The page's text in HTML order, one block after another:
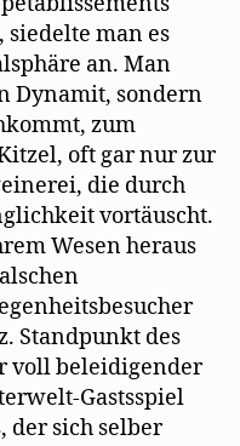
man es
an. Man
Dynamit, sondern
zum
oft gar nur zur
die durch
vortäuscht.
Wesen heraus
Standpunkt des
voll beleidigender
Gastsspiel
der sich selber